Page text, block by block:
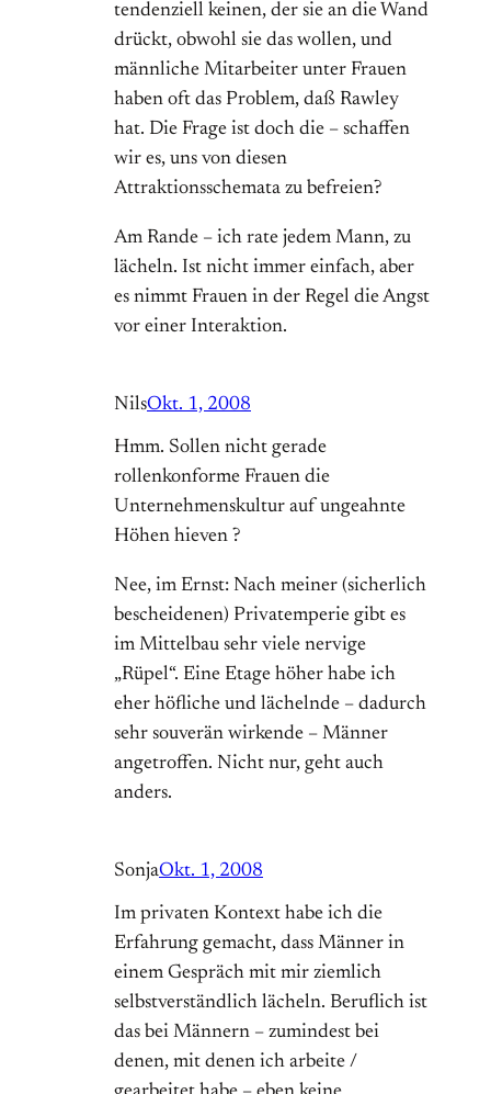
tendenziell keinen, der sie an die Wand
drückt, obwohl sie das wollen, und
männliche Mitarbeiter unter Frauen
haben oft das Problem, daß Rawley
hat. Die Frage ist doch die – schaffen
wir es, uns von diesen
Attraktionsschemata zu befreien?
Am Rande – ich rate jedem Mann, zu
lächeln. Ist nicht immer einfach, aber
es nimmt Frauen in der Regel die Angst
vor einer Interaktion.
NilsOkt. 1, 2008
Hmm. Sollen nicht gerade
rollenkonforme Frauen die
Unternehmenskultur auf ungeahnte
Höhen hieven ?
Nee, im Ernst: Nach meiner (sicherlich
bescheidenen) Privatemperie gibt es
im Mittelbau sehr viele nervige
„Rüpel“. Eine Etage höher habe ich
eher höfliche und lächelnde – dadurch
sehr souverän wirkende – Männer
angetroffen. Nicht nur, geht auch
anders.
SonjaOkt. 1, 2008
Im privaten Kontext habe ich die
Erfahrung gemacht, dass Männer in
einem Gespräch mit mir ziemlich
selbstverständlich lächeln. Beruflich ist
das bei Männern – zumindest bei
denen, mit denen ich arbeite /